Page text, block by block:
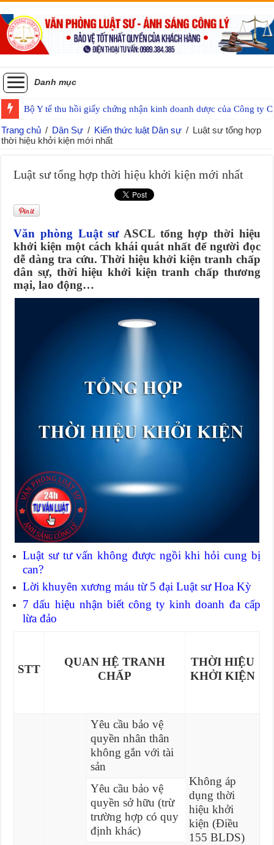
Danh mục
Sau đổi tên, giá trị văn bằng theo tên cũ của Trường đại học có
Trang chủ / Dân Sự / Kiến thức luật Dân sự / Luật sư tổng hợp
thời hiệu khởi kiện mới nhất
Luật sư tổng hợp thời hiệu khởi kiện mới nhất
Văn phòng Luật sưASCL tổng hợp thời hiệu
khởi kiện một cách khái quát nhất để người đọc
dễ dàng tra cứu. Thời hiệu khởi kiện tranh chấp
dân sự, thời hiệu khởi kiện tranh chấp thương
mại, lao động…
Luật sư tư vấn không được ngồi khi hỏi cung bị
can?
Lời khuyên xương máu từ 5 đại Luật sư Hoa Kỳ
7 dấu hiệu nhận biết công ty kinh doanh đa cấp
lừa đảo
STT
QUAN HỆ TRANH
CHẤP
THỜI HIỆU
KHỞI KIỆN
Yêu cầu bảo vệ
quyền nhân thân
không gắn với tài
sản
Không áp
dụng thời
hiệu khởi
kiện (Điều
155 BLDS)
Yêu cầu bảo vệ
quyền sở hữu (trừ
trường hợp có quy
định khác)